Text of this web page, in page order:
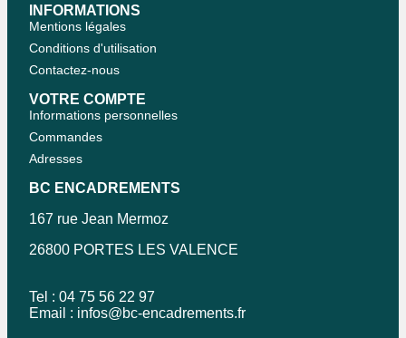
INFORMATIONS
Mentions légales
Conditions d'utilisation
Contactez-nous
VOTRE COMPTE
Informations personnelles
Commandes
Adresses
BC ENCADREMENTS
167 rue Jean Mermoz
26800 PORTES LES VALENCE
Tel : 04 75 56 22 97
Email : infos@bc-encadrements.fr